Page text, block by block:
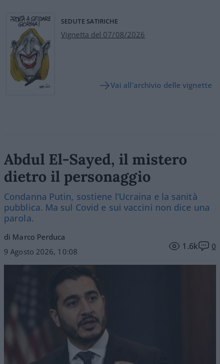
SEDUTE SATIRICHE
Vignetta del 07/08/2026
Vai all'archivio delle vignette
Abdul El-Sayed, il mistero
dietro il personaggio
Condanna Putin, sostiene l’Ucraina e la sanità
pubblica. Ma sul Covid e sui vaccini non dice una
parola.
di Marco Perduca
9 Agosto 2026, 10:08
1.6k 0